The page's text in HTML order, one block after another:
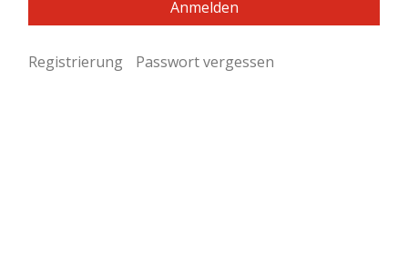
Registrierung Passwort vergessen